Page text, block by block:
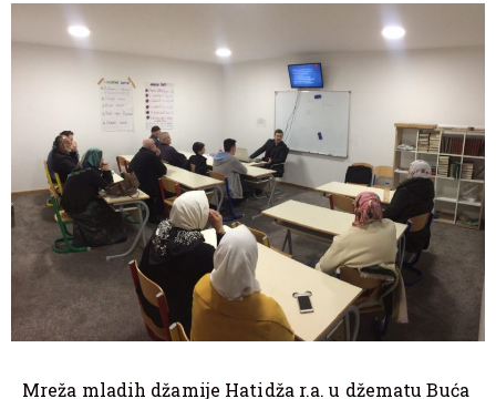
Mreža mladih džamije Hatidža r.a. u džematu Buća